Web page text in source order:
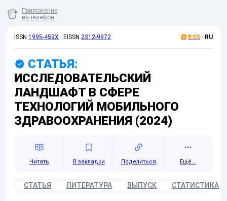
Приложение
на телефон
ISSN 1995-459X · EISSN 2312-9972 RSS · RU
СТАТЬЯ:
ИССЛЕДОВАТЕЛЬСКИЙ
ЛАНДШАФТ В СФЕРЕ
ТЕХНОЛОГИЙ МОБИЛЬНОГО
ЗДРАВООХРАНЕНИЯ (2024)
Читать Поделиться Ещё...
СТАТЬЯ ЛИТЕРАТУРА ВЫПУСК СТАТИСТИКА